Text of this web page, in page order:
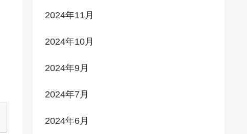
2024年11月
2024年10月
2024年9月
2024年7月
2024年6月